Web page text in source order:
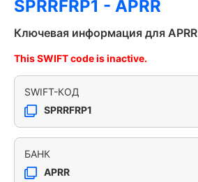
SPRRFRP1 - APRR
Ключевая информация для APRR
This SWIFT code is inactive.
SWIFT-КОД
SPRRFRP1
БАНК
APRR